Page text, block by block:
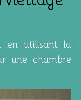
une chambre